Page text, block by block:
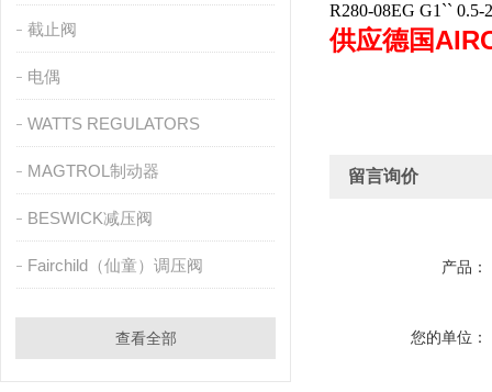
截止阀
电偶
WATTS REGULATORS
MAGTROL制动器
BESWICK减压阀
Fairchild（仙童）调压阀
查看全部
R280-08EG G1`` 0.5-
供应德国
留言询价
产品：
您的单位：